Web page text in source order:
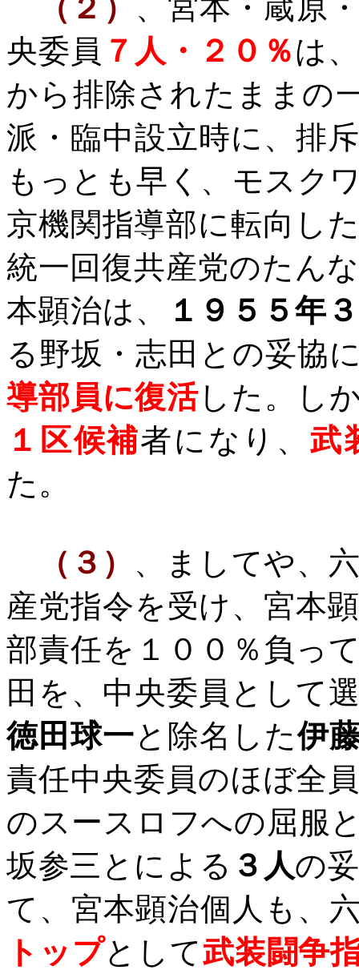
（２） 、宮本・蔵原
央委員 ７人・２０％は
から排除されたままの
派・臨中設立時に、排
もっとも早く、モスク
京機関指導部に転向し
統一回復共産党のたん
本顕治は、
１９５５年
る野坂・志田との妥協
導部員に復活した。し
１区候補者になり、 武
た。
（３） 、ましてや、
産党指令を受け、宮本
部責任を１００％負っ
田を、中央委員として
徳田球一と除名した伊
責任中央委員のほぼ全
のスースロフへの屈服
坂参三とによる ３人の
て、宮本顕治個人も、
トップとして武装闘争